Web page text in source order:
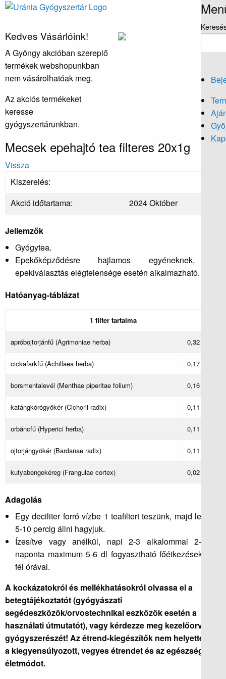
Kedves Vásárlóink!
A Gyöngy akcióban szereplő
termékek webshopunkban
nem vásárolhatóak meg.
Az akciós termékeket
keresse
gyógyszertárunkban.
Mecsek epehajtó tea filteres 20x1g
Vissza
Kiszerelés:
Akció időtartama:
2024 Október
Jellemzők
Gyógytea.
Epekőképződésre hajlamos egyéneknek, az
epekiválasztás elégtelensége esetén alkalmazható.
Hatóanyag-táblázat
1 filter tartalma
apróbojtorjánfű (Agrimoniae herba) 0,32 g
cickafarkfű (Achillaea herba) 0,17 g
borsmentalevél (Menthae piperitae folium) 0,16 g
katángkórógyökér (Cichorii radix) 0,11 g
orbáncfű (Hyperici herba) 0,11 g
ojtorjángyökér (Bardanae radix) 0,11 g
kutyabengekéreg (Frangulae cortex) 0,02 g
Adagolás
Egy deciliter forró vízbe 1 teafiltert teszünk, majd lefedve
5-10 percig állni hagyjuk.
Ízesítve vagy anélkül, napi 2-3 alkalommal 2-2 dl,
naponta maximum 5-6 dl fogyasztható főétkezések előtt
fél órával.
A kockázatokról és mellékhatásokról olvassa el a
betegtájékoztatót (gyógyászati
segédeszközök/orvostechnikai eszközök esetén a
használati útmutatót), vagy kérdezze meg kezelőorvosát,
gyógyszerészét! Az étrend-kiegészítők nem helyettesíti
a kiegyensúlyozott, vegyes étrendet és az egészséges
életmódot.